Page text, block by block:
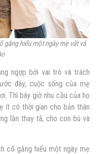
gắng hiểu một ngày mẹ vất vả
ngợp bởi vai trò và trách
đây, cuộc sống của mẹ
Thì bây giờ nhu cầu của họ
ít có thời gian cho bản thân
lần thay tã, cho con bú và
cố gắng hiểu một ngày mẹ